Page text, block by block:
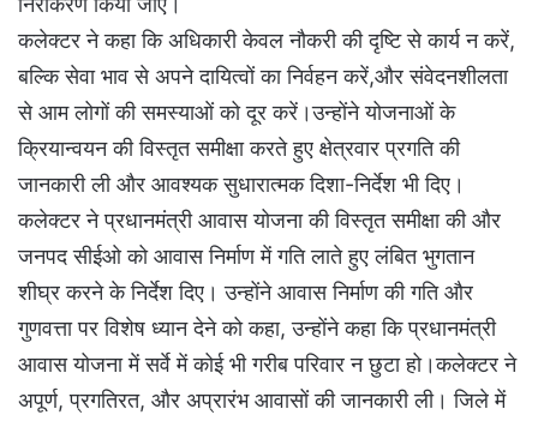
कलेक्टर ने कहा कि अधिकारी केवल नौकरी की दृष्टि से कार्य न करें,
बल्कि सेवा भाव से अपने दायित्वों का निर्वहन करें,और संवेदनशीलता
से आम लोगों की समस्याओं को दूर करें।उन्होंने योजनाओं के
क्रियान्वयन की विस्तृत समीक्षा करते हुए क्षेत्रवार प्रगति की
जानकारी ली और आवश्यक सुधारात्मक दिशा-निर्देश भी दिए।
कलेक्टर ने प्रधानमंत्री आवास योजना की विस्तृत समीक्षा की और
जनपद सीईओ को आवास निर्माण में गति लाते हुए लंबित भुगतान
शीघ्र करने के निर्देश दिए। उन्होंने आवास निर्माण की गति और
गुणवत्ता पर विशेष ध्यान देने को कहा, उन्होंने कहा कि प्रधानमंत्री
आवास योजना में सर्वे में कोई भी गरीब परिवार न छुटा हो।कलेक्टर ने
अपूर्ण, प्रगतिरत, और अप्रारंभ आवासों की जानकारी ली। जिले में